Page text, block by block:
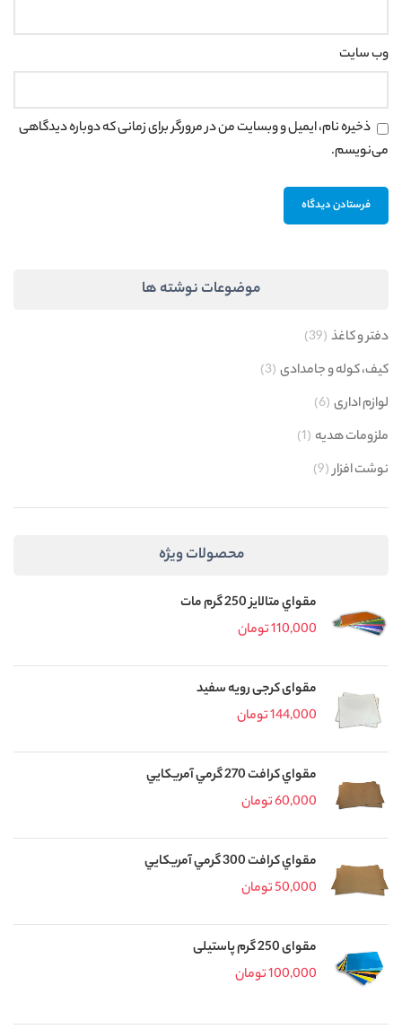
وب‌ سایت
ذخیره نام، ایمیل و وبسایت من در مرورگر برای زمانی که دوباره دیدگاهی
می‌نویسم.
موضوعات نوشته ها
دفتر و کاغذ (39)
کیف، کوله و جامدادی (3)
لوازم اداری (6)
ملزومات هدیه (1)
نوشت افزار (9)
محصولات ویژه
مقواي متالايز 250 گرم مات
110,000تومان
مقوای کرجی رویه سفید
144,000تومان
مقواي کرافت 270 گرمي آمريکايي
60,000تومان
مقواي کرافت 300 گرمي آمريکايي
50,000تومان
مقوای 250 گرم پاستیلی
100,000تومان